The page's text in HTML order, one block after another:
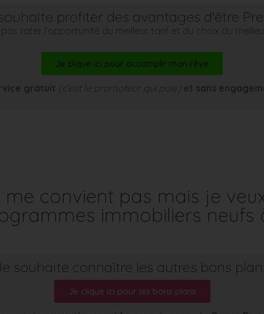
profiter des avantages d'être
pas rater l’opportunité du meilleur tarif et du choix du
Je clique ici pour accomplir mon rêve
gratuit (c’est le promoteur qui paie) et sans
convient pas mais je
immobiliers neufs
souhaite connaître les autres bons
Je clique ici pour les bons plans